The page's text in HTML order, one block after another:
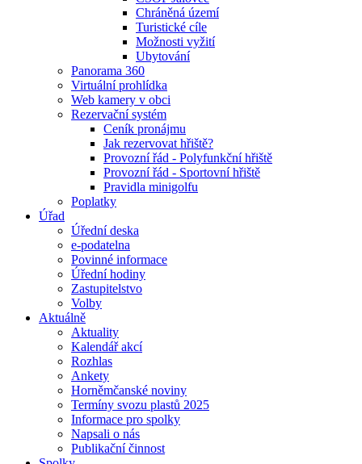
Chráněná území
Turistické cíle
Možnosti vyžití
Ubytování
Panorama 360
Virtuální prohlídka
Web kamery v obci
Rezervační systém
Ceník pronájmu
Jak rezervovat hřiště?
Provozní řád - Polyfunkční hřiště
Provozní řád - Sportovní hřiště
Pravidla minigolfu
Poplatky
Úřad
Úřední deska
e-podatelna
Povinné informace
Úřední hodiny
Zastupitelstvo
Volby
Aktuálně
Aktuality
Kalendář akcí
Rozhlas
Ankety
Horněmčanské noviny
Termíny svozu plastů 2025
Informace pro spolky
Napsali o nás
Publikační činnost